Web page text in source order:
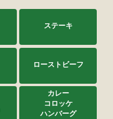
ステーキ
ローストビーフ
カレー
コロッケ
ハンバーグ